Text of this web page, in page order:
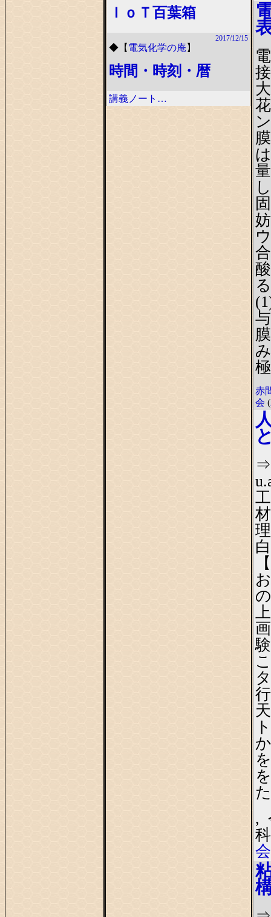
ＩｏＴ百葉箱
2017/12/15
◆ 【 電気化学の庵 】
時間・時刻・暦
講義ノート…
赤
会 (
,
会